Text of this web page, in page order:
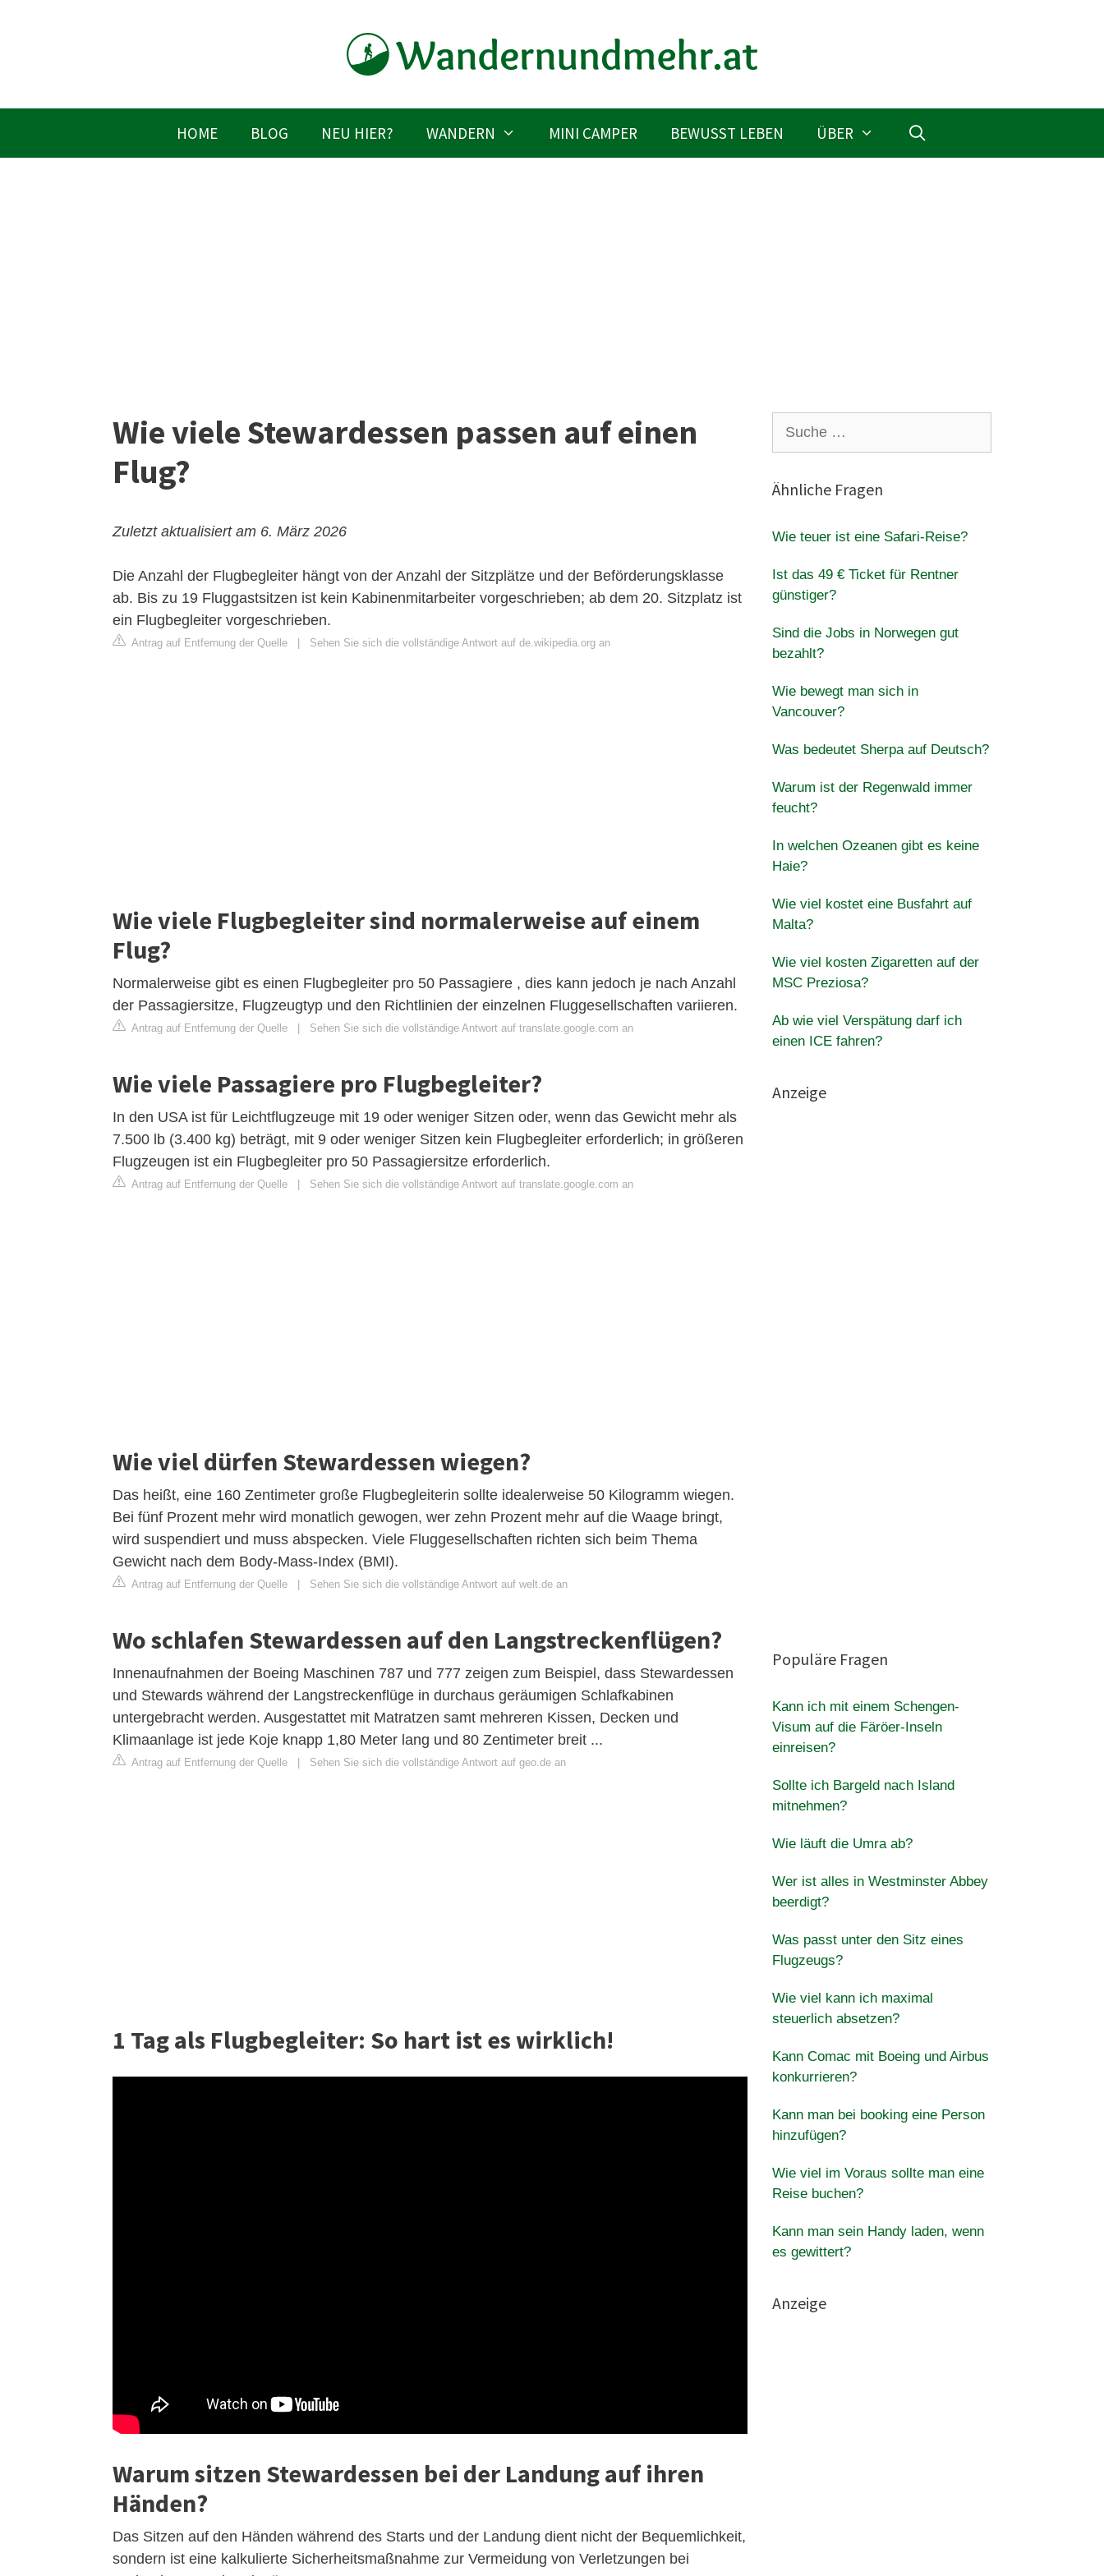
HOME BLOG NEU HIER? WANDERN MINI CAMPER BEWUSST LEBEN ÜBER
Wie viele Stewardessen passen auf einen
Flug?
Zuletzt aktualisiert am 6. März 2026
Die Anzahl der Flugbegleiter hängt von der Anzahl der Sitzplätze und der Beförderungsklasse
ab. Bis zu 19 Fluggastsitzen ist kein Kabinenmitarbeiter vorgeschrieben; ab dem 20. Sitzplatz ist
ein Flugbegleiter vorgeschrieben.
Antrag auf Entfernung der Quelle Sehen Sie sich die vollständige Antwort auf de.wikipedia.org an
Wie viele Flugbegleiter sind normalerweise auf einem
Flug?
Normalerweise gibt es einen Flugbegleiter pro 50 Passagiere , dies kann jedoch je nach Anzahl
der Passagiersitze, Flugzeugtyp und den Richtlinien der einzelnen Fluggesellschaften variieren.
Antrag auf Entfernung der Quelle Sehen Sie sich die vollständige Antwort auf translate.google.com an
Wie viele Passagiere pro Flugbegleiter?
In den USA ist für Leichtflugzeuge mit 19 oder weniger Sitzen oder, wenn das Gewicht mehr als
7.500 lb (3.400 kg) beträgt, mit 9 oder weniger Sitzen kein Flugbegleiter erforderlich; in größeren
Flugzeugen ist ein Flugbegleiter pro 50 Passagiersitze erforderlich.
Antrag auf Entfernung der Quelle Sehen Sie sich die vollständige Antwort auf translate.google.com an
Wie viel dürfen Stewardessen wiegen?
Das heißt, eine 160 Zentimeter große Flugbegleiterin sollte idealerweise 50 Kilogramm wiegen.
Bei fünf Prozent mehr wird monatlich gewogen, wer zehn Prozent mehr auf die Waage bringt,
wird suspendiert und muss abspecken. Viele Fluggesellschaften richten sich beim Thema
Gewicht nach dem Body-Mass-Index (BMI).
Antrag auf Entfernung der Quelle Sehen Sie sich die vollständige Antwort auf welt.de an
Wo schlafen Stewardessen auf den Langstreckenflügen?
Innenaufnahmen der Boeing Maschinen 787 und 777 zeigen zum Beispiel, dass Stewardessen
und Stewards während der Langstreckenflüge in durchaus geräumigen Schlafkabinen
untergebracht werden. Ausgestattet mit Matratzen samt mehreren Kissen, Decken und
Klimaanlage ist jede Koje knapp 1,80 Meter lang und 80 Zentimeter breit ...
Antrag auf Entfernung der Quelle Sehen Sie sich die vollständige Antwort auf geo.de an
1 Tag als Flugbegleiter: So hart ist es wirklich!
Warum sitzen Stewardessen bei der Landung auf ihren
Händen?
Das Sitzen auf den Händen während des Starts und der Landung dient nicht der Bequemlichkeit,
sondern ist eine kalkulierte Sicherheitsmaßnahme zur Vermeidung von Verletzungen bei
nach:
Ähnliche Fragen
Wie teuer ist eine Safari-Reise?
Ist das 49 € Ticket für Rentner
günstiger?
Sind die Jobs in Norwegen gut
bezahlt?
Wie bewegt man sich in
Vancouver?
Was bedeutet Sherpa auf Deutsch?
Warum ist der Regenwald immer
feucht?
In welchen Ozeanen gibt es keine
Haie?
Wie viel kostet eine Busfahrt auf
Malta?
Wie viel kosten Zigaretten auf der
MSC Preziosa?
Ab wie viel Verspätung darf ich
einen ICE fahren?
Anzeige
Populäre Fragen
Kann ich mit einem Schengen-
Visum auf die Färöer-Inseln
einreisen?
Sollte ich Bargeld nach Island
mitnehmen?
Wie läuft die Umra ab?
Wer ist alles in Westminster Abbey
beerdigt?
Was passt unter den Sitz eines
Flugzeugs?
Wie viel kann ich maximal
steuerlich absetzen?
Kann Comac mit Boeing und Airbus
konkurrieren?
Kann man bei booking eine Person
hinzufügen?
Wie viel im Voraus sollte man eine
Reise buchen?
Kann man sein Handy laden, wenn
es gewittert?
Anzeige